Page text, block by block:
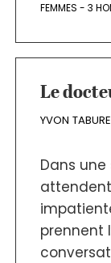
FEMMES - 3
Le
YVON
Dans
prennent